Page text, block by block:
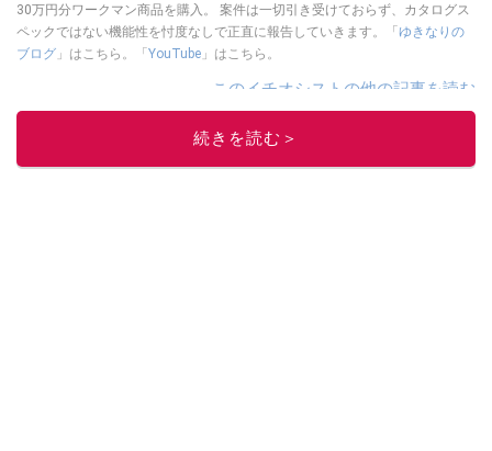
30万円分ワークマン商品を購入。 案件は一切引き受けておらず、カタログス
ペックではない機能性を忖度なしで正直に報告していきます。「ゆきなりの
ブログ 」はこちら。「YouTube 」はこちら。
このイチオシストの他の記事を読む
続きを読む＞